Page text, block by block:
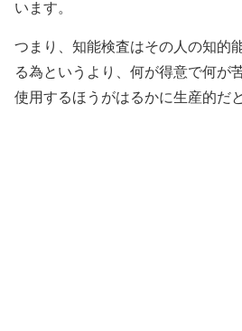
います。
つまり、知能検査はその人の知的
る為というより、何が得意で何が
使用するほうがはるかに生産的だ